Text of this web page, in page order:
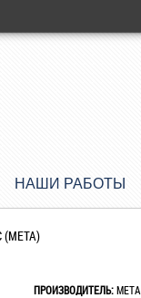
НАШИ РАБОТЫ
(МЕТА)
ПРОИЗВОДИТЕЛЬ: МЕТА